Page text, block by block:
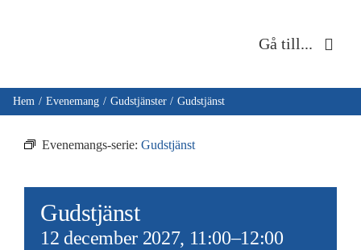
Gå till...
Hem
Om oss
Musik & kultur
Barn & unga
Hem Evenemang Gudstjänster Gudstjänst
Evenemangs-serie: Gudstjänst
Gudstjänst
12 december 2027, 11:00–12:00